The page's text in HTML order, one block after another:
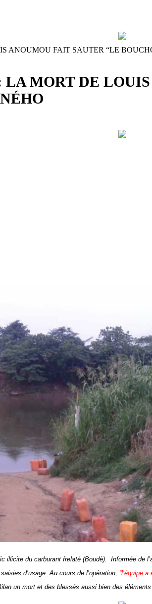
ANOUMOU FAIT SAUTER “LE
MORT DE
illicite du carburant frelaté (Boudè). Informée de
d’usage. Au cours de l’opération, “l’équipe
un mort et des blessés aussi bien des